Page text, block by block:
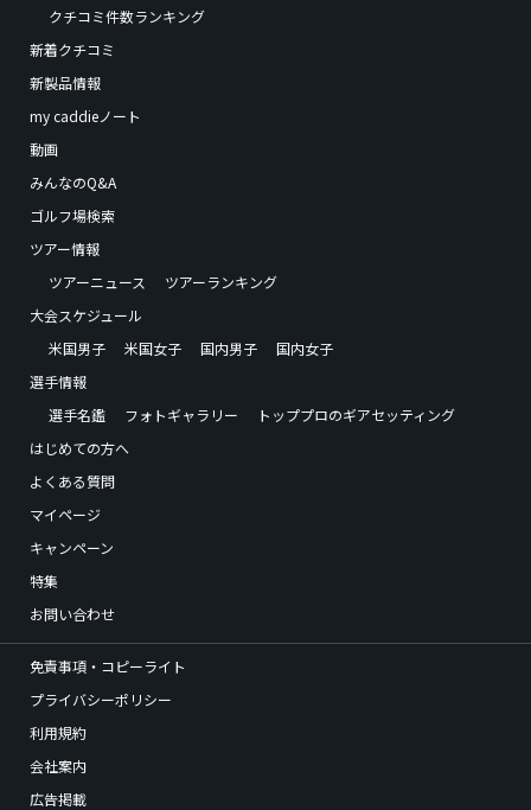
クチコミ件数ランキング
新着クチコミ
新製品情報
my caddieノート
動画
みんなのQ&A
ゴルフ場検索
ツアー情報
ツアーニュース
ツアーランキング
大会スケジュール
米国男子
米国女子 国内男子
国内女子
選手情報
選手名鑑
フォトギャラリー
トッププロのギアセッティング
はじめての方へ
よくある質問
マイページ
キャンペーン
特集
お問い合わせ
免責事項・コピーライト
プライバシーポリシー
利用規約
会社案内
広告掲載